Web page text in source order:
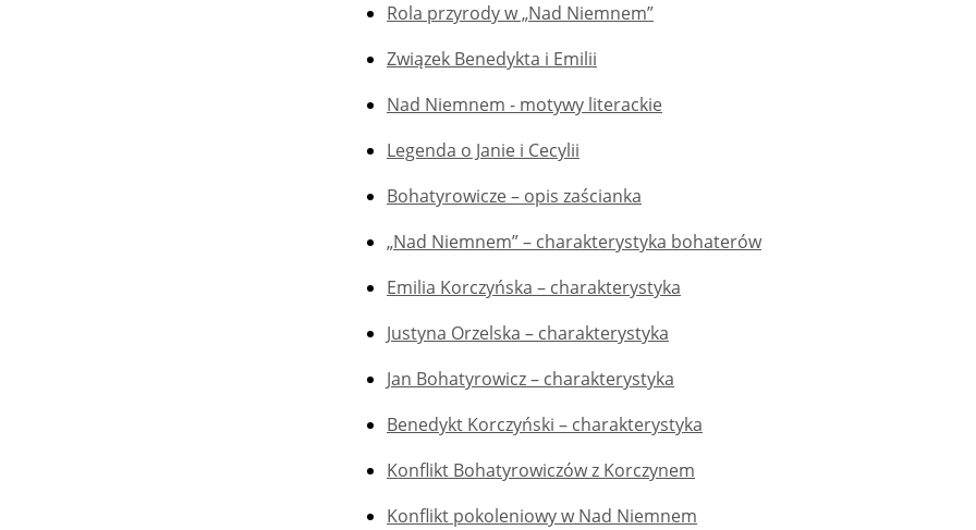
Rola przyrody w „Nad Niemnem”
Związek Benedykta i Emilii
Nad Niemnem - motywy literackie
Legenda o Janie i Cecylii
Bohatyrowicze – opis zaścianka
„Nad Niemnem” – charakterystyka bohaterów
Emilia Korczyńska – charakterystyka
Justyna Orzelska – charakterystyka
Jan Bohatyrowicz – charakterystyka
Benedykt Korczyński – charakterystyka
Konflikt Bohatyrowiczów z Korczynem
Konflikt pokoleniowy w Nad Niemnem